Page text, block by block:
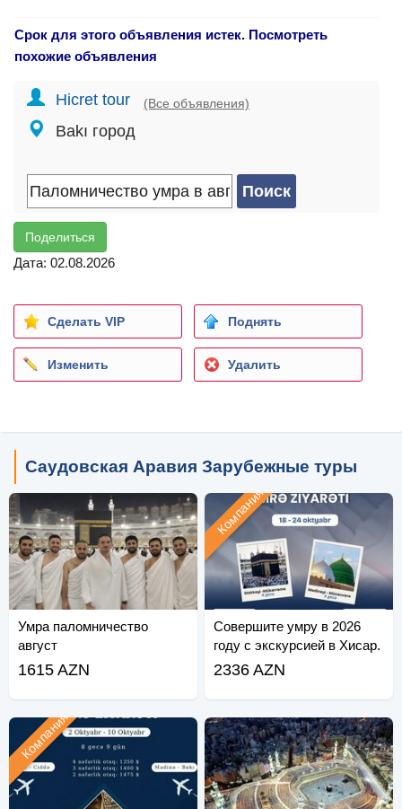
Срок для этого объявления истек. Посмотреть
похожие объявления
Hicret tour (Все объявления)
Bakı город
Поделиться
Дата: 02.08.2026
Сделать VIP Поднять
Изменить Удалить
Саудовская Аравия Зарубежные туры
Умра паломничество
август
1615 AZN
Совершите умру в 2026
году с экскурсией в Хисар.
Компания
2336 AZN
Компания